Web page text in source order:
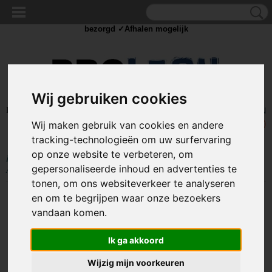
Wij gebruiken cookies
Wij maken gebruik van cookies en andere
tracking-technologieën om uw surfervaring
op onze website te verbeteren, om
gepersonaliseerde inhoud en advertenties te
tonen, om ons websiteverkeer te analyseren
en om te begrijpen waar onze bezoekers
vandaan komen.
Ik ga akkoord
Wijzig mijn voorkeuren
Inloggen Registreren
UW WINKELWAGEN
Geen producten
(0)
Home >OUTDOOR>Hardloop/Veiligheids Armband
Armband LED 35cm - Roze
bezorgd ✓Afhalen mogelijk